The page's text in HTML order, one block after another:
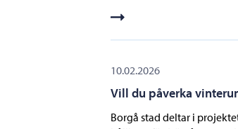
10.02.2026
Vill du påverka
Borgå stad deltar i